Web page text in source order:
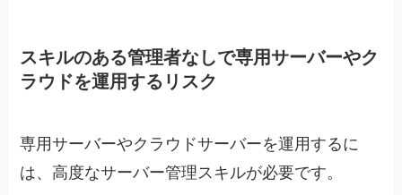
スキルのある管理者なしで専用サーバーやク
ラウドを運用するリスク
専用サーバーやクラウドサーバーを運用するに
は、高度なサーバー管理スキルが必要です。